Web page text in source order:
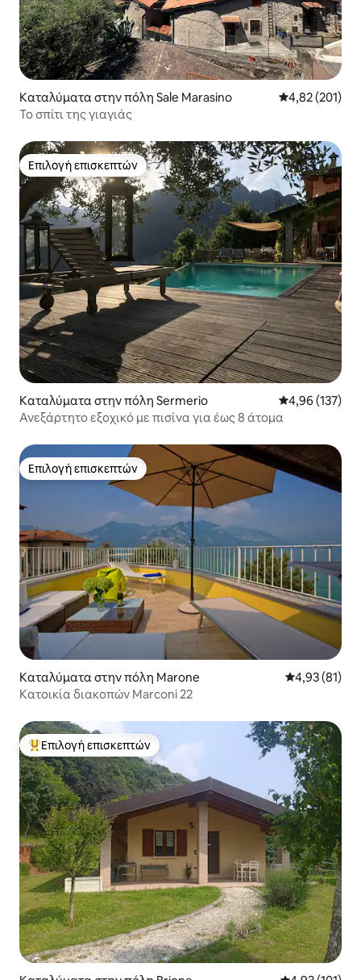
Καταλύματα στην πόλη Sale Marasino Μέση
4,82 (201)
Το σπίτι της γιαγιάς
Επιλογή επισκεπτών
Επιλογή επισκεπτών
Καταλύματα στην πόλη Sermerio Μέση
4,96 (137)
Ανεξάρτητο εξοχικό με πισίνα για έως 8 άτομα
Επιλογή επισκεπτών
Επιλογή επισκεπτών
Καταλύματα στην πόλη Marone Μέση
4,93 (81)
Κατοικία διακοπών Marconi 22
Κορυφαία επιλογή επισκεπτών
Επιλογή επισκεπτών